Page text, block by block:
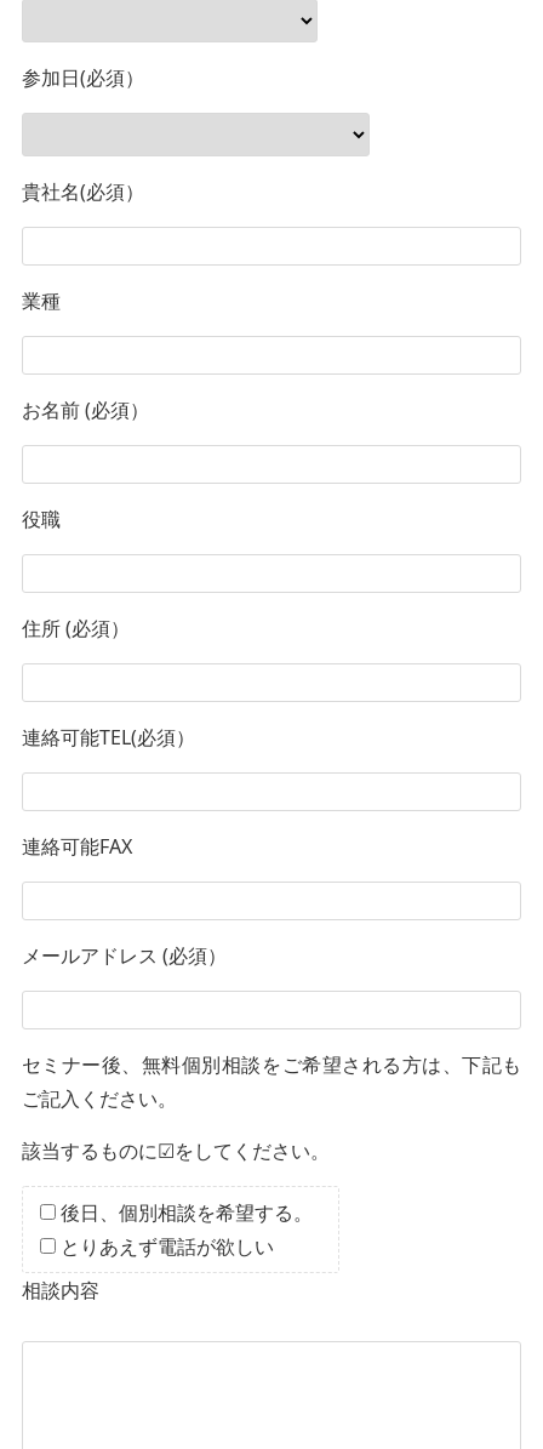
参加日(必須）
貴社名(必須）
業種
お名前 (必須）
役職
住所 (必須）
連絡可能TEL(必須）
連絡可能FAX
メールアドレス (必須）
セミナー後、無料個別相談をご希望される方は、下記も
ご記入ください。
該当するものに☑をしてください。
後日、個別相談を希望する。
とりあえず電話が欲しい
相談内容